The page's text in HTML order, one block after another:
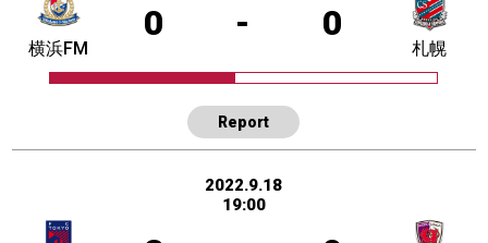
0 - 0
横浜FM 札幌
Report
2022.9.18
19:00